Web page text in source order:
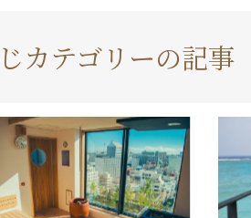
カテゴリーの記事